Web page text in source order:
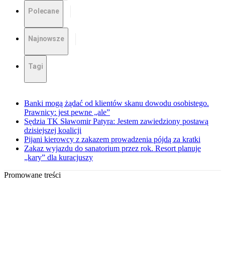
Polecane
Najnowsze
Tagi
Banki mogą żądać od klientów skanu dowodu osobistego.
Prawnicy: jest pewne „ale”
Sędzia TK Sławomir Patyra: Jestem zawiedziony postawą
dzisiejszej koalicji
Pijani kierowcy z zakazem prowadzenia pójdą za kratki
Zakaz wyjazdu do sanatorium przez rok. Resort planuje
„kary” dla kuracjuszy
Promowane treści